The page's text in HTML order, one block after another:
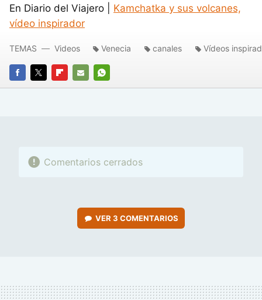
En Diario del Viajero | Kamchatka y sus volcanes,
vídeo inspirador
FACEBOOK
TWITTERFLIPBOARD
E-
WHATSAPP
TEMAS Videos Venecia canales Vídeos
Comentarios cerrados
VER 3 COMENTARIOS